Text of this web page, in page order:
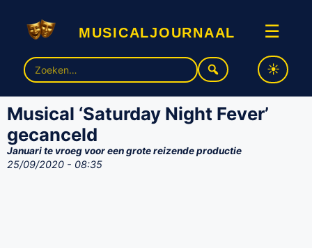
musicaljournaal ☰
Zoek
naar:
Musical ‘Saturday Night Fever’
gecanceld
Januari te vroeg voor een grote reizende productie
25/09/2020 - 08:35